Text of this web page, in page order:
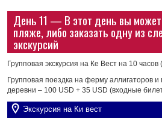
День 11 — В этот день вы
пляже, либо заказать одну из
экскурсий
Групповая экскурсия на Ке Вест на 10
Групповая поездка на ферму аллигаторов
деревни – 100 USD + 35 USD (входные
Экскурсия на Ки вест